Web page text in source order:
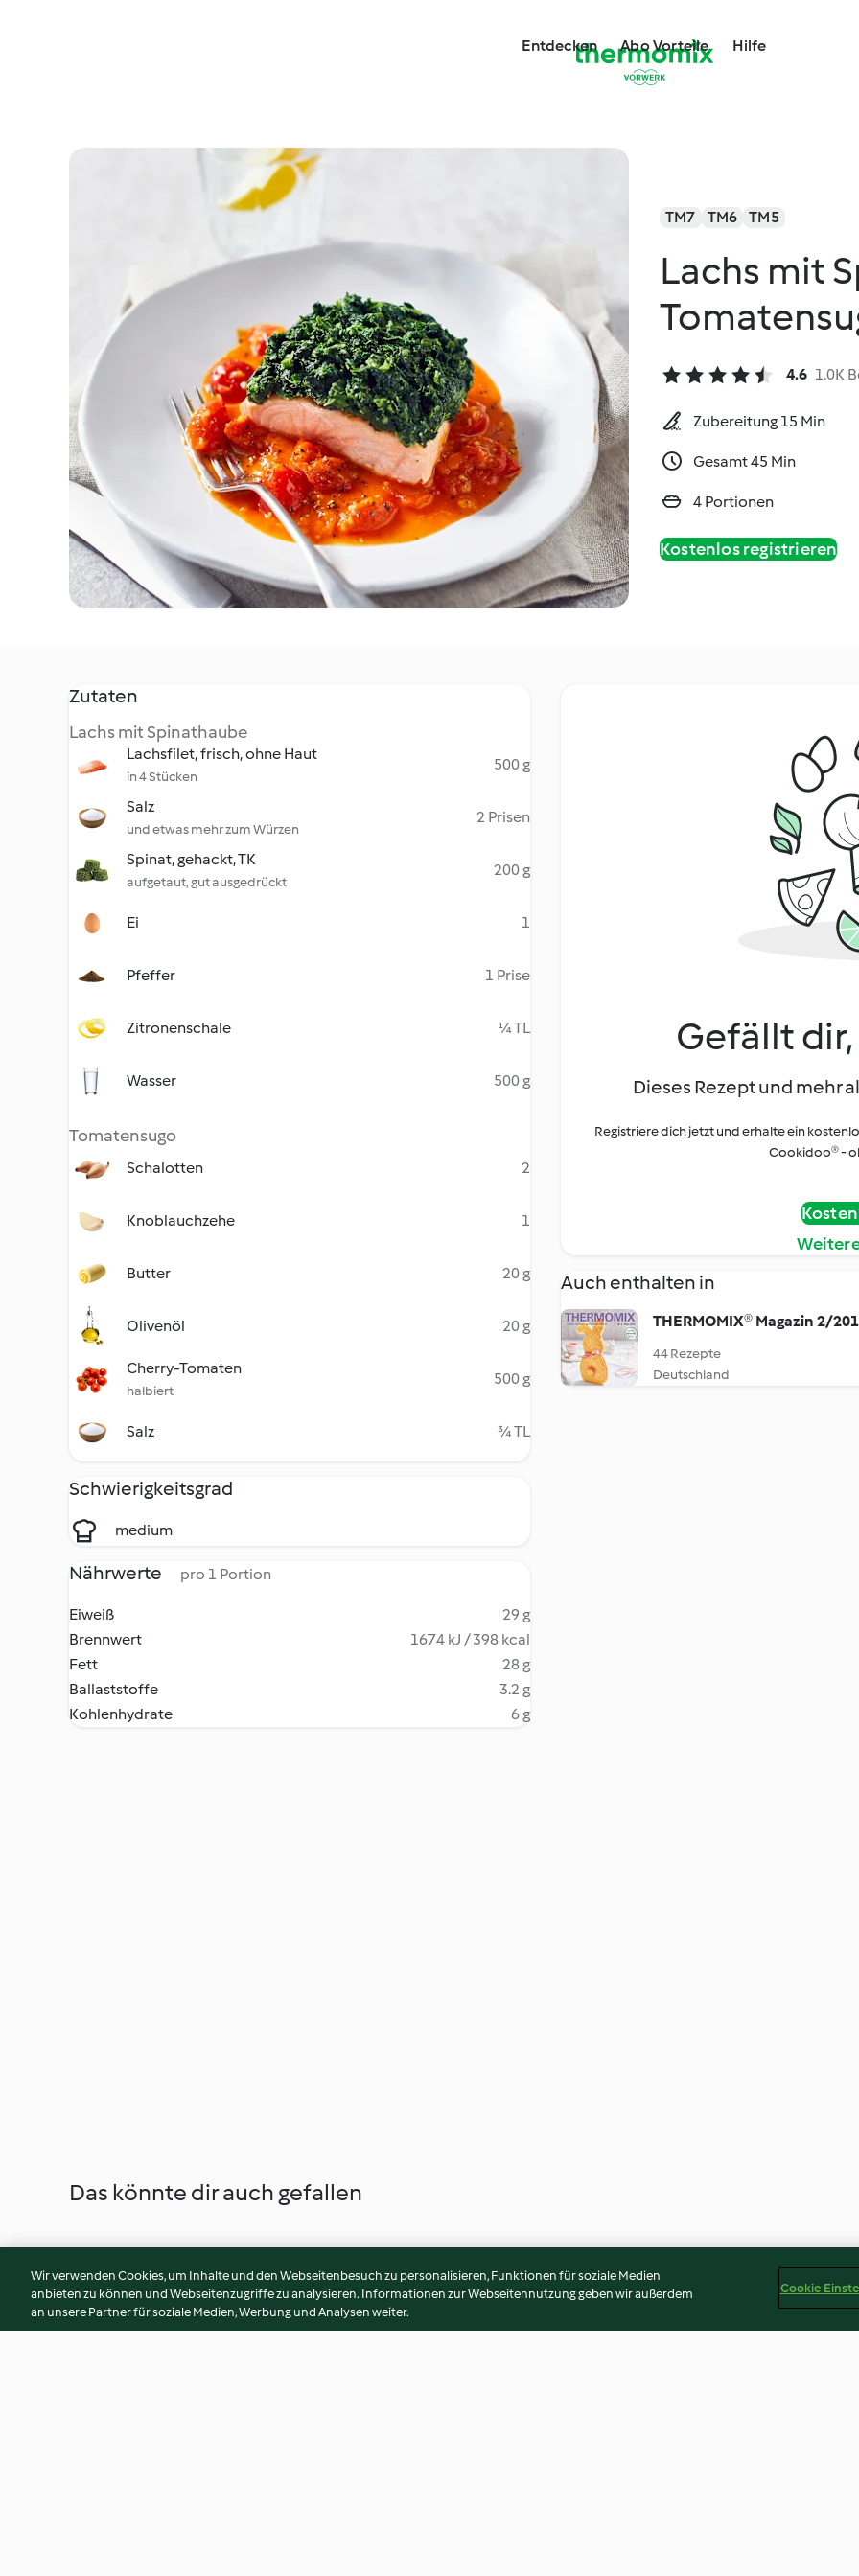
Entdecken Abo Vorteile Hilfe
TM7 TM6 TM5
Lachs mit
4.6 1.0K
Zubereitung 15 Min
Gesamt 45 Min
4 Portionen
Kostenlos registrieren
Zutaten
Lachs mit Spinathaube
Lachsfilet, frisch, ohne Haut
in 4 Stücken
500 g
Salz
und etwas mehr zum Würzen
2 Prisen
Spinat, gehackt, TK
aufgetaut, gut ausgedrückt
200 g
Ei 1
Pfeffer 1 Prise
Zitronenschale ¼ TL
Wasser 500 g
Tomatensugo
Schalotten 2
Knoblauchzehe 1
Butter 20 g
Olivenöl 20 g
Cherry-Tomaten
halbiert
500 g
Salz ¾ TL
Schwierigkeitsgrad
medium
Nährwerte pro 1 Portion
Eiweiß
29 g
Brennwert
1674 kJ / 398 kcal
Fett
28 g
Ballaststoffe
3.2 g
Kohlenhydrate
6 g
Gefällt
Dieses Rezept und mehr
Registriere dich jetzt und erhalte ein
Cookidoo® -
Auch enthalten in
THERMOMIX® Magazin 2/
44 Rezepte
Deutschland
Das könnte dir auch gefallen
Wir verwenden Cookies, um Inhalte und den Webseitenbesuch zu personalisieren, Funktionen für soziale Medien
anbieten zu können und Webseitenzugriffe zu analysieren. Informationen zur Webseitennutzung geben wir außerdem
an unsere Partner für soziale Medien, Werbung und Analysen weiter.
Cookie